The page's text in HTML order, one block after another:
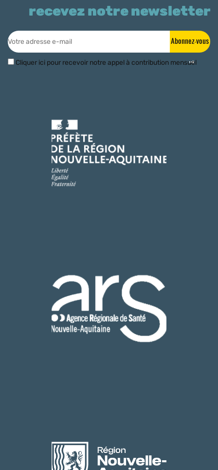
recevez notre newsletter
Abonnez-vous
Cliquer ici pour recevoir notre appel à contribution mensuel